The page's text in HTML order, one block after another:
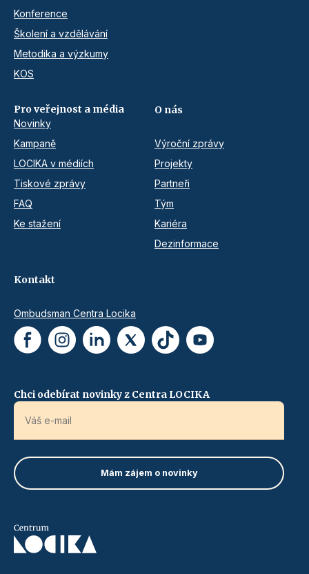
Konference
Školení a vzdělávání
Metodika a výzkumy
KOS
Pro veřejnost a média
Novinky
Kampaně
LOCIKA v médiích
Tiskové zprávy
FAQ
Ke stažení
O nás
Výroční zprávy
Projekty
Partneři
Tým
Kariéra
Dezinformace
Kontakt
Ombudsman Centra Locika
Chci odebírat novinky z Centra LOCIKA